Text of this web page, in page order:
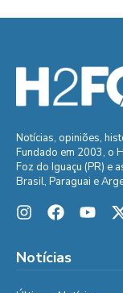
Notícias, opiniões,
Fundado em 2003, o
Foz do Iguaçu (PR) e
Brasil, Paraguai e
Notícias